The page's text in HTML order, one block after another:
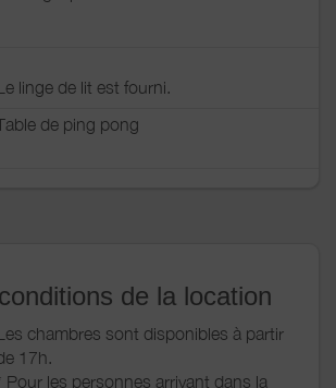
linge de lit est fourni.
de ping pong
de la location
chambres sont disponibles à partir
17h.
Pour les personnes arrivant dans la